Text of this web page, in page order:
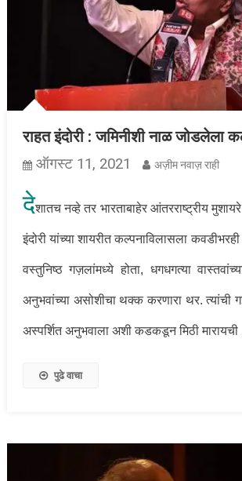
राहत इंदोरी : जमिनीशी नाळ जोडलेला
ऑगस्ट 11, 2021 अज़ीम नवाज़ राही
देशातच नव्हे तर भारताबाहेर आंतरराष्ट्रीय
इंदोरी यांच्या शायरीत कल्पनाविलासला कवडीभरही
वस्तुनिष्ठ गज़लांमध्ये होता, धगधगत्या
अनुभवांच्या असोशीचा थक्क करणारा थर.
अस्पर्शित अनुभवाला अशी कडकडून मिठी मारायची
पुढे वाचा